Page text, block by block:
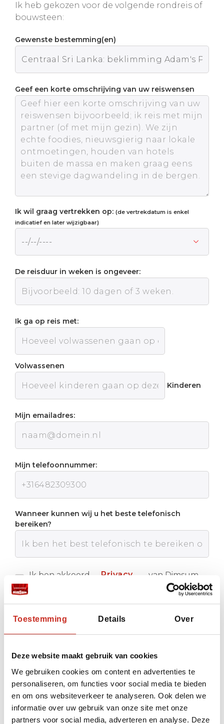
Toestemming Details Over
Deze website maakt gebruik van cookies
We gebruiken cookies om content en advertenties te
personaliseren, om functies voor social media te bieden
en om ons websiteverkeer te analyseren. Ook delen we
informatie over uw gebruik van onze site met onze
partners voor social media, adverteren en analyse. Deze
Ik heb gekozen voor de volgende rondreis of
bouwsteen:
Gewenste bestemming(en)
Geef een korte omschrijving van uw reiswensen
Ik wil graag vertrekken op: (de vertrekdatum is enkel
indicatief en later wijzigbaar)
De reisduur in weken is ongeveer:
Ik ga op reis met:
Volwassenen
Kinderen
Mijn emailadres:
Mijn telefoonnummer:
Wanneer kunnen wij u het beste telefonisch
bereiken?
Ik ben akkoord
Privacy
van Dimsum
Reizen
Verstuur